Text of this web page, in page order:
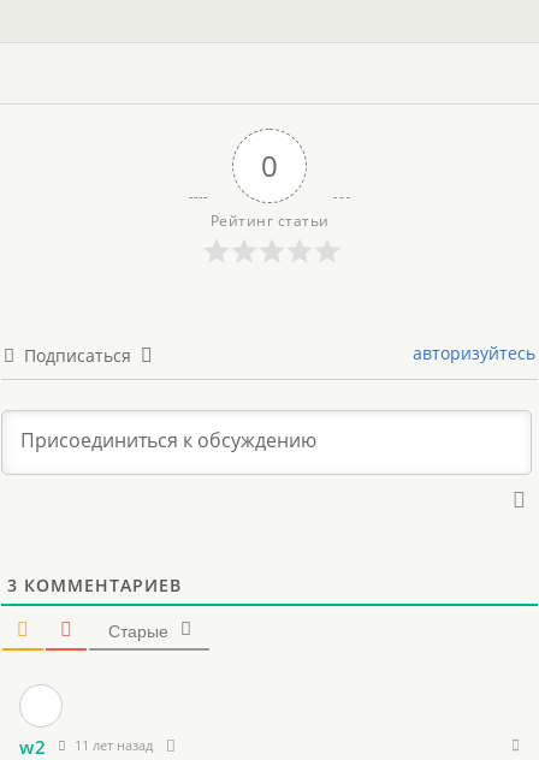
0
Рейтинг статьи
Подписаться авторизуйтесь
3 КОММЕНТАРИЕВ
Старые
w2 11 лет назад